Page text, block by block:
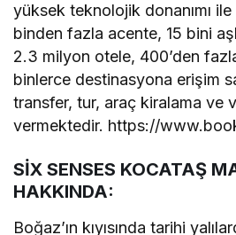
yüksek teknolojik donanımı
binden fazla acente, 15 bini
2.3 milyon otele, 400’den
binlerce destinasyona erişim
transfer, tur, araç kiralama ve
vermektedir. https://
SİX SENSES KOCATAŞ
HAKKINDA:
Boğaz’ın kıyısında tarihi